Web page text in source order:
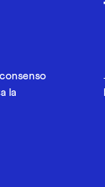
la